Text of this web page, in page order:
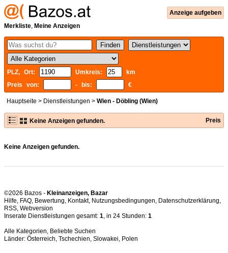
Anzeige aufgeben
Merkliste, Meine Anzeigen
PLZ, Ort: Umkreis:
km
Preis von:
- bis: €
Hauptseite > Dienstleistungen > Wien - Döbling (Wien)
Keine Anzeigen gefunden. Preis
Keine Anzeigen gefunden.
©2026 Bazos - Kleinanzeigen, Bazar
Hilfe, FAQ, Bewertung, Kontakt, Nutzungsbedingungen, Datenschutzerklärung,
RSS,
Inserate Dienstleistungen gesamt: 1, in 24 Stunden: 1
Alle Kategorien, Beliebte Suchen
Länder: Österreich, Tschechien, Slowakei, Polen